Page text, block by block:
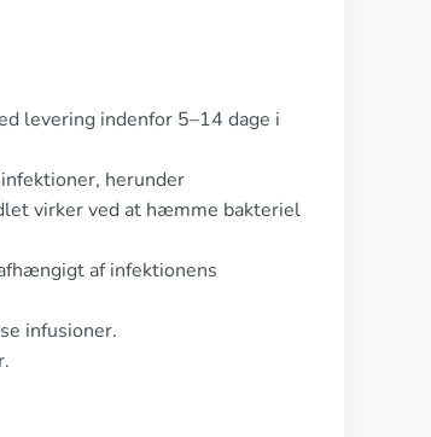
levering indenfor 5–14 dage i
herunder
virker ved at hæmme bakteriel
af infektionens
infusioner.